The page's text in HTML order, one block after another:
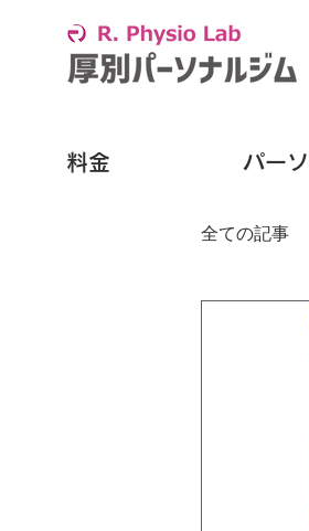
料金 パー
全ての記事